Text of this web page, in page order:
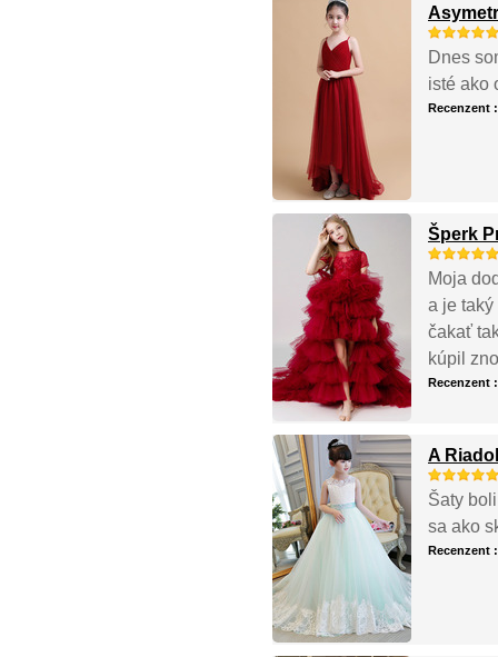
Dnes
isté ako
Recenzent
Šperk
Moja
a je taký
čakať
kúpil
Recenzent
A
Šaty
sa ako
Recenzent